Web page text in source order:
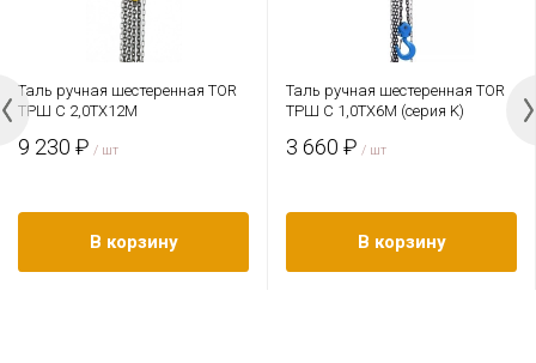
Таль ручная шестеренная TOR
ТРШ C 2,0ТХ12М
9 230 ₽ / шт
В корзину
Таль ручная шестеренная TOR
ТРШ C 1,0ТХ6М (серия K)
3 660 ₽ / шт
В корзину